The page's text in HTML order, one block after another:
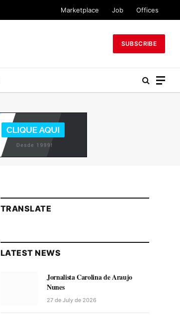
Marketplace Job Offices
SUBSCRIBE
TRANSLATE
LATEST NEWS
Jornalista Carolina de Araujo
Nunes
27 de July de 2026